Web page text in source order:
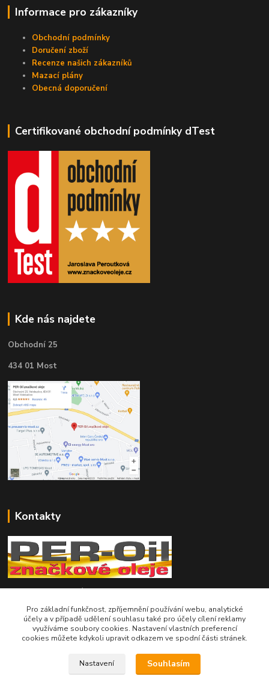
Informace pro zákazníky
Obchodní podmínky
Doručení zboží
Recenze našich zákazníků
Mazací plány
Obecná doporučení
Certifikované obchodní podmínky dTest
Kde nás najdete
Obchodní 25
434 01 Most
Kontakty
Telefon pro technické dotazy: 775 113 255
Telefon do našeho obchodu : 774 993 479
info@znackoveoleje.cz
Pro základní funkčnost, zpříjemnění používání webu, analytické
účely a v případě udělení souhlasu také pro účely cílení reklamy
využíváme soubory cookies. Nastavení vlastních preferencí
cookies můžete kdykoli upravit odkazem ve spodní části stránek.
Nastavení Souhlasím